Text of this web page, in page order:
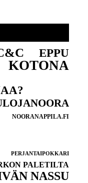
EPPU
KOTONA
NOORANAPPILA.FI
PERJANTAIPOKKARI
PALETILTA
NASSU